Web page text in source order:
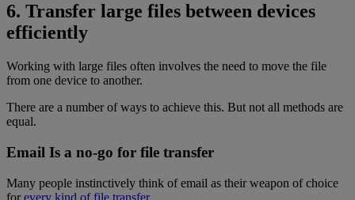
6. Transfer large files between devices
efficiently
Working with large files often involves the need to move the file
from one device to another.
There are a number of ways to achieve this. But not all methods are
equal.
Email Is a no-go for file transfer
Many people instinctively think of email as their weapon of choice
forevery kind of file transfer.